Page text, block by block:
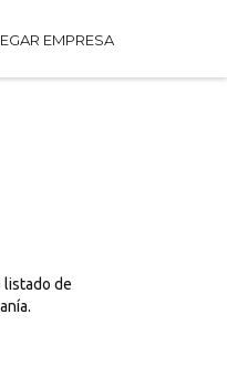
EMPRESA
listado de